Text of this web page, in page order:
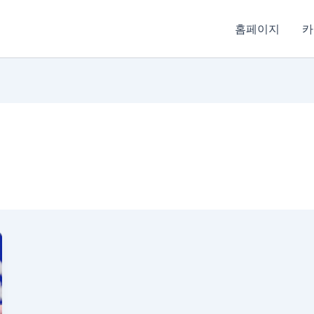
홈페이지